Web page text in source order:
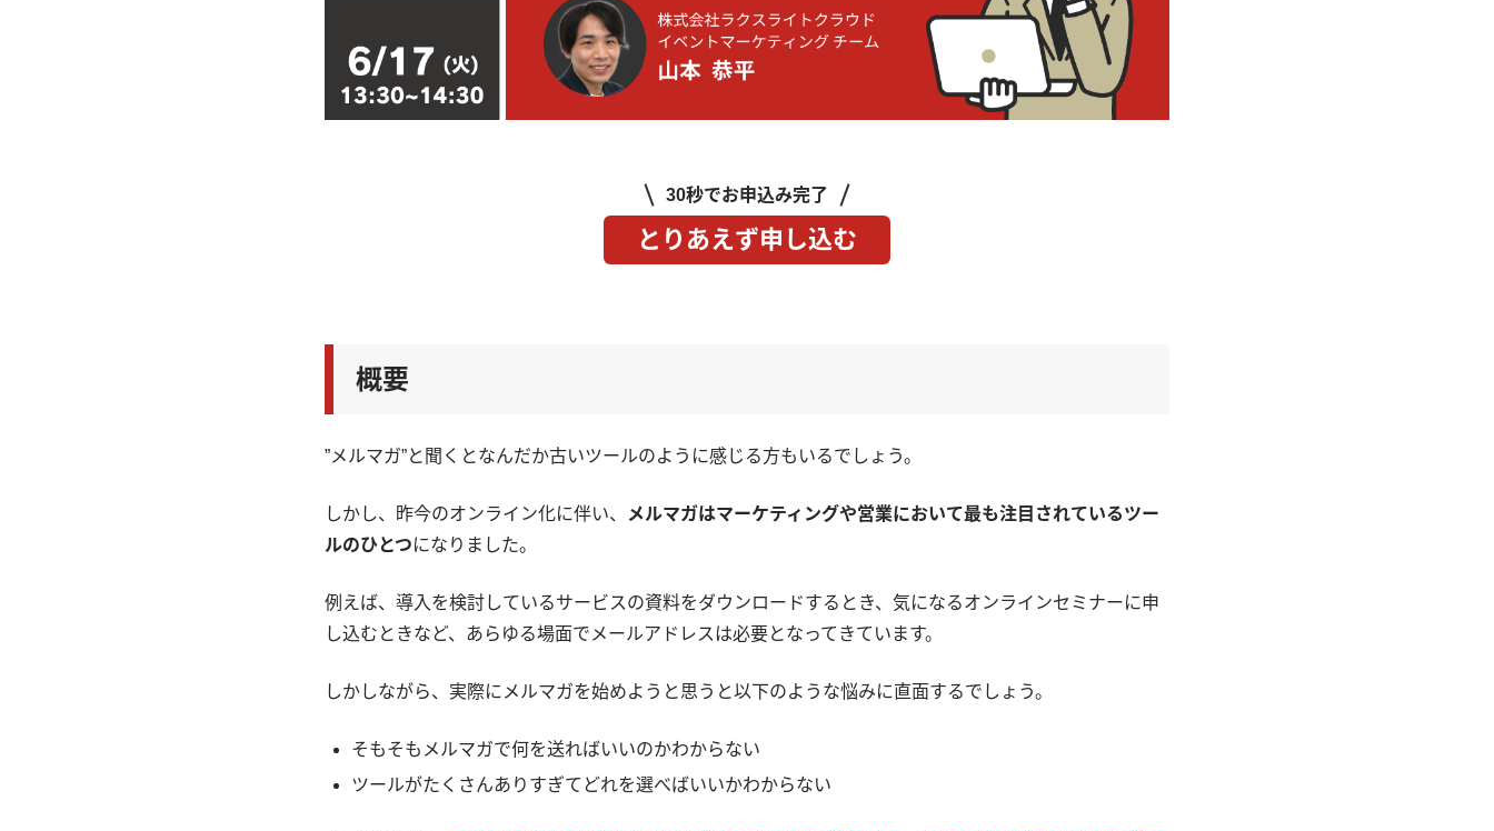
30秒でお申込み完了
とりあえず申し込む
概要
”メルマガ”と聞くとなんだか古いツールのように感じる方もいるでしょう。
しかし、昨今のオンライン化に伴い、
メルマガはマーケティングや営業において最も注目されているツー
ルのひとつになりました。
例えば、導入を検討しているサービスの資料をダウンロードするとき、気になるオンラインセミナーに申
し込むときなど、あらゆる場面でメールアドレスは必要となってきています。
しかしながら、実際にメルマガを始めようと思うと以下のような悩みに直面するでしょう。
そもそもメルマガで何を送ればいいのかわからない
ツールがたくさんありすぎてどれを選べばいいかわからない